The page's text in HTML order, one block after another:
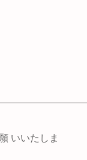
いいたしま